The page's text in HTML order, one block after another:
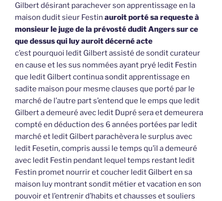
Gilbert désirant parachever son apprentissage en la
maison dudit sieur Festin auroit porté sa requeste à
monsieur le juge de la prévosté dudit Angers sur ce
que dessus qui luy auroit décerné acte
c’est pourquoi ledit Gilbert assisté de sondit curateur
en cause et les sus nommées ayant pryé ledit Festin
que ledit Gilbert continua sondit apprentissage en
sadite maison pour mesme clauses que porté par le
marché de l’autre part s’entend que le emps que ledit
Gilbert a demeuré avec ledit Dupré sera et demeurera
compté en déduction des 6 années portées par ledit
marché et ledit Gilbert parachèvera le surplus avec
ledit Fesetin, compris aussi le temps qu’il a demeuré
avec ledit Festin pendant lequel temps restant ledit
Festin promet nourrir et coucher ledit Gilbert en sa
maison luy montrant sondit métier et vacation en son
pouvoir et l’entrenir d’habits et chausses et souliers